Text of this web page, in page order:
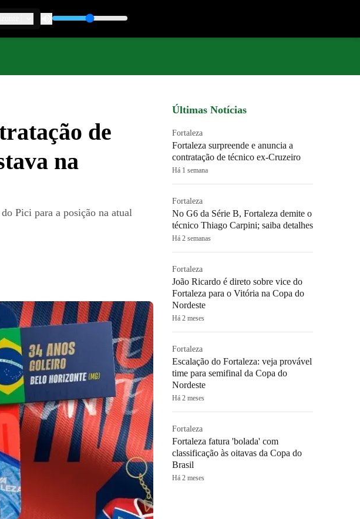
de
na
Pici para a posição na atual
Últimas Notícias
Fortaleza
Fortaleza surpreende e anuncia a
contratação de técnico ex-Cruzeiro
Há 1 semana
Fortaleza
No G6 da Série B, Fortaleza demite o
técnico Thiago Carpini; saiba detalhes
Há 2 semanas
Fortaleza
João Ricardo é direto sobre vice do
Fortaleza para o Vitória na Copa do
Nordeste
Há 2 meses
Fortaleza
Escalação do Fortaleza: veja provável
time para semifinal da Copa do
Nordeste
Há 2 meses
Fortaleza
Fortaleza fatura 'bolada' com
classificação às oitavas da Copa do
Brasil
Há 2 meses